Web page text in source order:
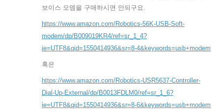
보이스 모뎀을 구매하시면 안되구요.
https://www.amazon.com/Robotics-56K-USB-Soft-
modem/dp/B009019KR4/ref=sr_1_4?
ie=UTF8&qid=1550414936&sr=8-4&keywords=usb+modem
혹은
https://www.amazon.com/Robotics-USR5637-Controller-
Dial-Up-External/dp/B0013FDLM0/ref=sr_1_6?
ie=UTF8&qid=1550414936&sr=8-6&keywords=usb+modem